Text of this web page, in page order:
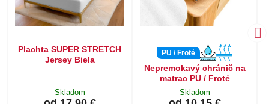
Plachta SUPER STRETCH
Jersey Biela
Skladom
PU / Froté
Nepremokavý chránič na
matrac PU / Froté
Skladom